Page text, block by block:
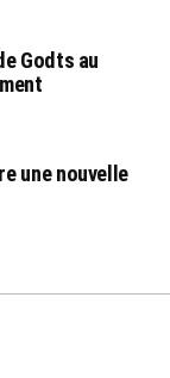
Godts au
une nouvelle